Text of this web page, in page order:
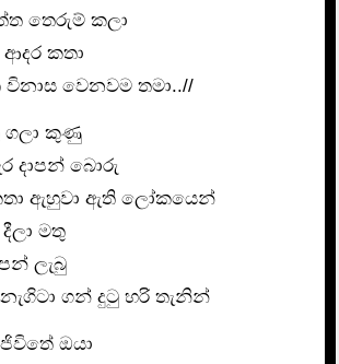
තෙරුම් කලා
ආදර කතා
වෙනවම තමා..//
ගලා කුණු
දාපන් බොරු
ඇහුවා ඇති ලෝකයෙන්
මතු
ලැබු
ගන් දුටු හරි තැනින්
ජිවිතේ ඔයා